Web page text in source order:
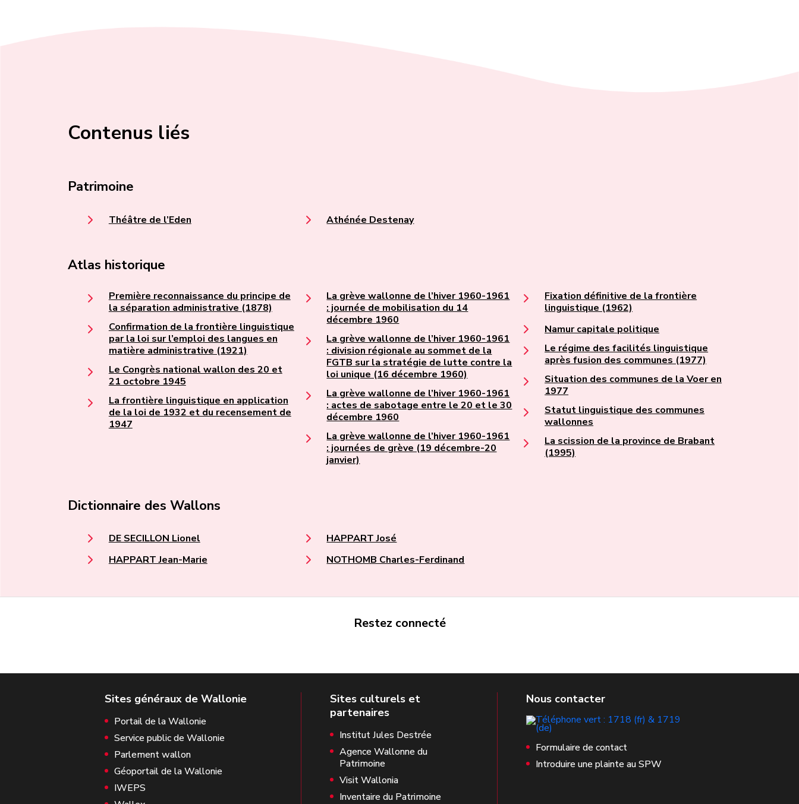
Contenus liés
Patrimoine
Théâtre de l’Eden Athénée Destenay
Atlas historique
Première reconnaissance du principe de
la séparation administrative (1878)
Confirmation de la frontière linguistique
par la loi sur l’emploi des langues en
matière administrative (1921)
Le Congrès national wallon des 20 et
21 octobre 1945
La frontière linguistique en application
de la loi de 1932 et du recensement de
1947
La grève wallonne de l’hiver 1960-1961
: journée de mobilisation du 14
décembre 1960
La grève wallonne de l’hiver 1960-1961
: division régionale au sommet de la
FGTB sur la stratégie de lutte contre la
loi unique (16 décembre 1960)
La grève wallonne de l’hiver 1960-1961
: actes de sabotage entre le 20 et le 30
décembre 1960
La grève wallonne de l’hiver 1960-1961
: journées de grève (19 décembre-20
janvier)
Fixation définitive de la frontière
linguistique (1962)
Namur capitale politique
Le régime des facilités linguistique
après fusion des communes (1977)
Situation des communes de la Voer en
1977
Statut linguistique des communes
wallonnes
La scission de la province de Brabant
(1995)
Dictionnaire des Wallons
DE SECILLON Lionel
HAPPART Jean-Marie
HAPPART José
NOTHOMB Charles-Ferdinand
Restez connecté
Portail de la Wallonie
Service public de Wallonie
Parlement wallon
Géoportail de la Wallonie
IWEPS
Institut Jules Destrée
Agence Wallonne du
Patrimoine
Visit Wallonia
Inventaire du Patrimoine
Formulaire de contact
Introduire une plainte au SPW